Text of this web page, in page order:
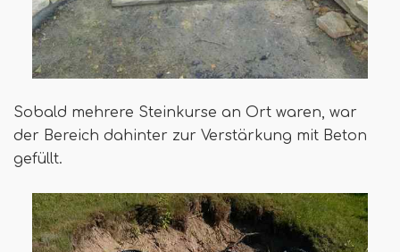
Sobald mehrere Steinkurse an Ort waren, war
der Bereich dahinter zur Verstärkung mit Beton
gefüllt.